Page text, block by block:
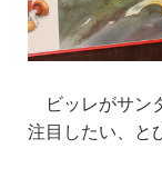
ビッレがサン
注目したい、と